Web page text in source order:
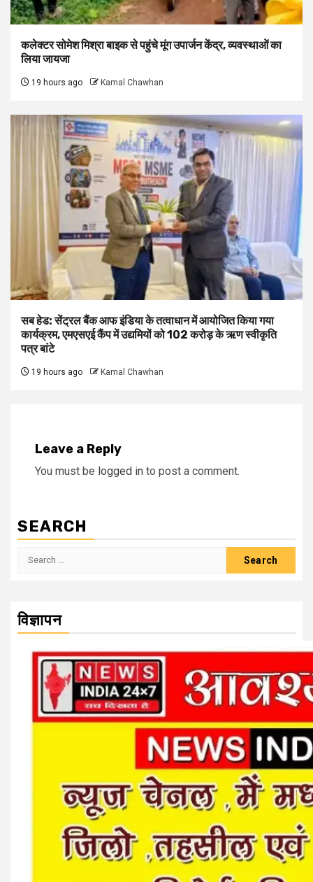
कलेक्टर सोमेश मिश्रा बाइक से पहुंचे मूंग उपार्जन केंद्र, व्यवस्थाओं का
लिया जायजा
19 hours ago Kamal Chawhan
सब हेड: सेंट्रल बैंक आफ इंडिया के तत्वाधान में आयोजित किया गया
कार्यक्रम, एमएसएई कैंप में उद्यमियों को 102 करोड़ के ऋण स्वीकृति
पत्र बांटे
19 hours ago Kamal Chawhan
Leave a Reply
You must be logged in to post a comment.
SEARCH
Search
विज्ञापन